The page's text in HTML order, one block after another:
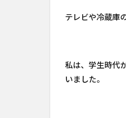
テレビや冷蔵庫
私は、学生時代
いました。